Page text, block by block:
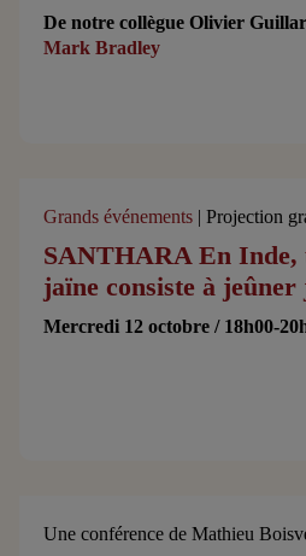
De notre collègue Olivier
Mark Bradley
Grands événements | Projection
SANTHARA En Inde,
jaïne consiste à
Mercredi 12 octobre / 18h00-
Une conférence de Mathieu